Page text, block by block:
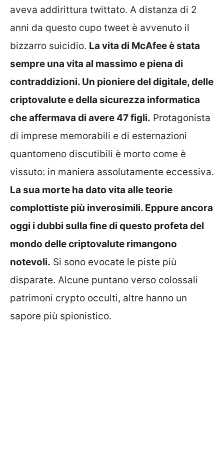
aveva addirittura twittato. A distanza di 2
anni da questo cupo tweet è avvenuto il
bizzarro suicidio. La vita di McAfee è stata
sempre una vita al massimo e piena di
contraddizioni. Un pioniere del digitale, delle
criptovalute e della sicurezza informatica
che affermava di avere 47 figli. Protagonista
di imprese memorabili e di esternazioni
quantomeno discutibili è morto come è
vissuto: in maniera assolutamente eccessiva.
La sua morte ha dato vita alle teorie
complottiste più inverosimili. Eppure ancora
oggi i dubbi sulla fine di questo profeta del
mondo delle criptovalute rimangono
notevoli. Si sono evocate le piste più
disparate. Alcune puntano verso colossali
patrimoni crypto occulti, altre hanno un
sapore più spionistico.